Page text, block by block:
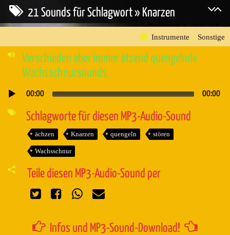
21 Sounds für Schlagwort » Knarzen
Instrumente » Sonstige
Verschieden aber immer ätzend quengelnde
Wachsschnursounds.
Audio-
00:00 00:00
Schlagworte für diesen MP3-Audio-Sound
ächzen Knarzen quengeln stören
Wachsschnur
Teile diesen MP3-Audio-Sound per
Infos und MP3-Sound-Download!